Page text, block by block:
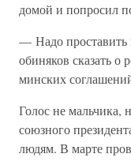
домой и попросил
— Надо проставить
обиняков сказать о
минских
Голос не мальчика,
союзного
людям. В марте